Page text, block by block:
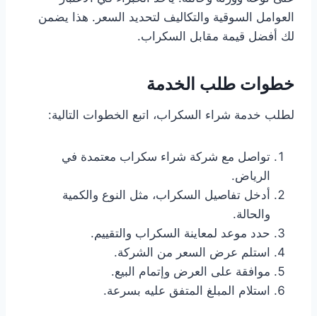
العوامل السوقية والتكاليف لتحديد السعر. هذا يضمن
لك أفضل قيمة مقابل السكراب.
خطوات طلب الخدمة
لطلب خدمة شراء السكراب، اتبع الخطوات التالية:
تواصل مع شركة شراء سكراب معتمدة في
الرياض.
أدخل تفاصيل السكراب، مثل النوع والكمية
والحالة.
حدد موعد لمعاينة السكراب والتقييم.
استلم عرض السعر من الشركة.
موافقة على العرض وإتمام البيع.
استلام المبلغ المتفق عليه بسرعة.